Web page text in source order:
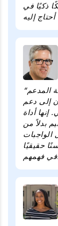
ذكيًا في
“كمدرس، غالبًا ما أوصي بمساعد الدراسة المدعم
إلى دعم
إنها أداة
بدلاً من
حقيقيًا